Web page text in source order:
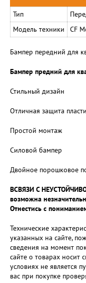
Тип
Модель техники
CF
Бампер передний для
Бампер предний для
Стильный дизайн
Отличная защита
Простой монтаж
Силовой бампер
Двойное порошковое
ВСВЯЗИ С
возможна
Отнестись с
Технические
указанных на сайте,
сведения на момент
сайте о товарах носит
условиях не является
вас при покупке